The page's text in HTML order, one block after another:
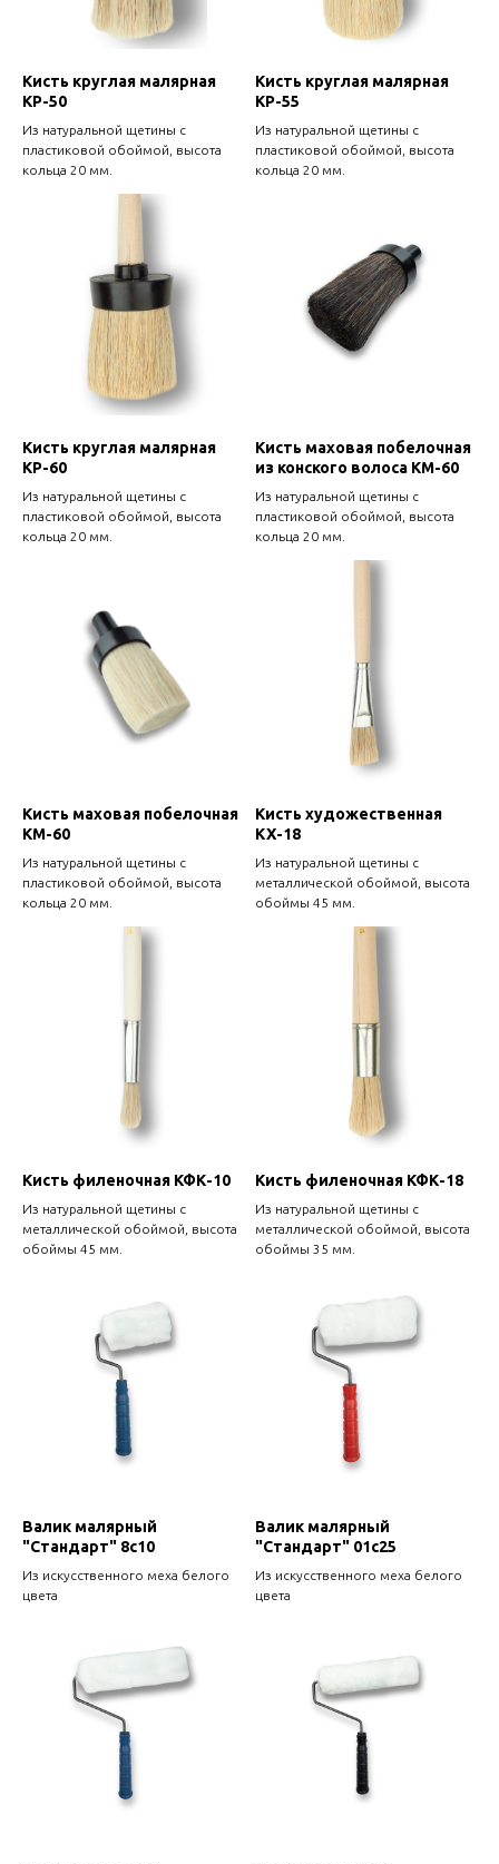
Кисть круглая малярная
КР-50
Из натуральной щетины с
пластиковой обоймой, высота
кольца 20 мм.
Кисть круглая малярная
КР-55
Из натуральной щетины с
пластиковой обоймой, высота
кольца 20 мм.
Кисть круглая малярная
КР-60
Из натуральной щетины с
пластиковой обоймой, высота
кольца 20 мм.
Кисть маховая побелочная
из конского волоса КМ-60
Из натуральной щетины с
пластиковой обоймой, высота
кольца 20 мм.
Кисть маховая побелочная
КМ-60
Из натуральной щетины с
пластиковой обоймой, высота
кольца 20 мм.
Кисть художественная
КХ-18
Из натуральной щетины с
металлической обоймой, высота
обоймы 45 мм.
Кисть филеночная КФК-10
Из натуральной щетины с
металлической обоймой, высота
обоймы 45 мм.
Кисть филеночная КФК-18
Из натуральной щетины с
металлической обоймой, высота
обоймы 35 мм.
Валик малярный
"Стандарт" 8с10
Из искусственного меха белого
цвета
Валик малярный
"Стандарт" 01с25
Из искусственного меха белого
цвета